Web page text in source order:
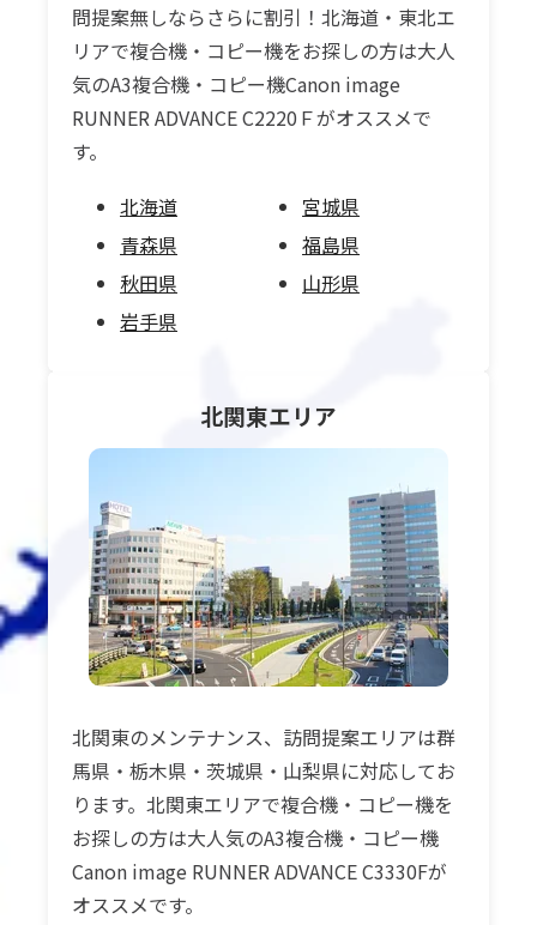
問提案無しならさらに割引！北海道・東北エ
リアで複合機・コピー機をお探しの方は大人
気のA3複合機・コピー機Canon image
RUNNER ADVANCE C2220Ｆがオススメで
す。
北海道
青森県
秋田県
岩手県
宮城県
福島県
山形県
北関東エリア
北関東のメンテナンス、訪問提案エリアは群
馬県・栃木県・茨城県・山梨県に対応してお
ります。北関東エリアで複合機・コピー機を
お探しの方は大人気のA3複合機・コピー機
Canon image RUNNER ADVANCE C3330Fが
オススメです。